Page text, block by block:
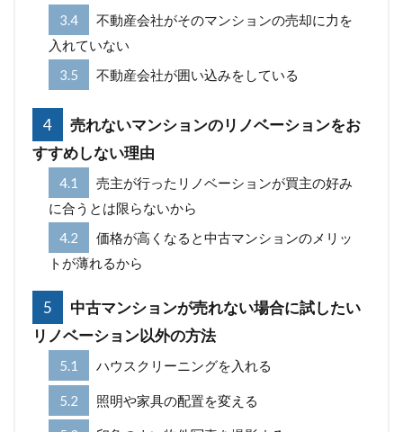
3.4
不動産会社がそのマンションの売却に力を
入れていない
3.5
不動産会社が囲い込みをしている
4
売れないマンションのリノベーションをお
すすめしない理由
4.1
売主が行ったリノベーションが買主の好み
に合うとは限らないから
4.2
価格が高くなると中古マンションのメリッ
トが薄れるから
5
中古マンションが売れない場合に試したい
リノベーション以外の方法
5.1 ハウスクリーニングを入れる
5.2 照明や家具の配置を変える